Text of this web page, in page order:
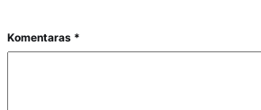
Komentaras *